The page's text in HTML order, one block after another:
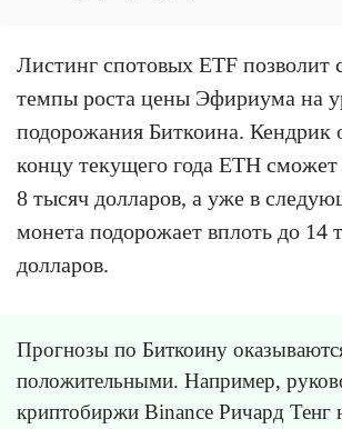
Листинг спотовых ETF позволит
темпы роста цены Эфириума на
подорожания Биткоина. Кендрик
концу текущего года ETH сможет
8 тысяч долларов, а уже в
монета подорожает вплоть до 14
долларов.
Прогнозы по Биткоину
положительными. Например,
криптобиржи Binance Ричард Тенг